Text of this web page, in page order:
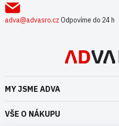
adva@advasro.cz Odpovíme do 24 h
MY JSME ADVA
O nás
VŠE O NÁKUPU